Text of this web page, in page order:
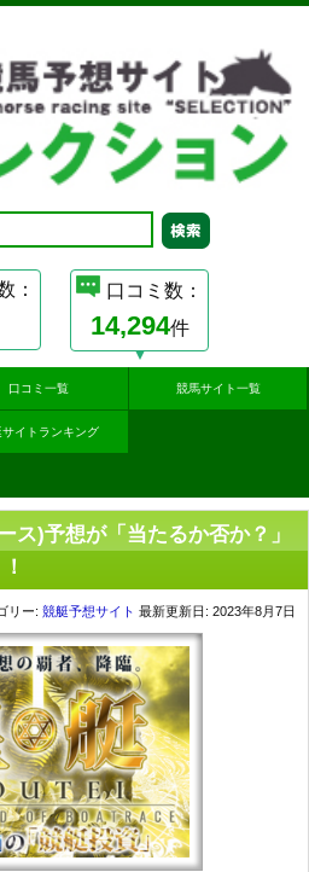
： 口コミ数：
14,294件
口コミ一覧 競馬サイト一覧
サイトランキング
ス)予想が「当たるか否か？」
リー: 競艇予想サイト 最新更新日: 2023年8月7日